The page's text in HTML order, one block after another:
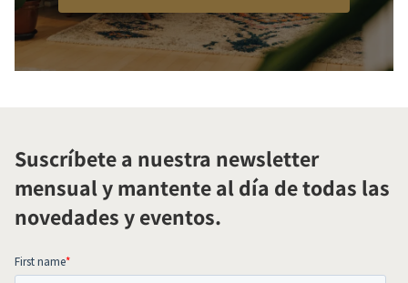
Suscríbete a nuestra newsletter
mensual y mantente al día de todas las
novedades y eventos.